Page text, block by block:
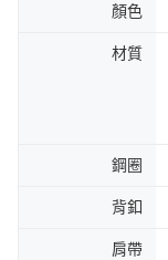
顏色
材質
鋼圈
背釦
肩帶